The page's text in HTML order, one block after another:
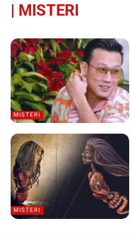
| MISTERI
MISTERI
MISTERI